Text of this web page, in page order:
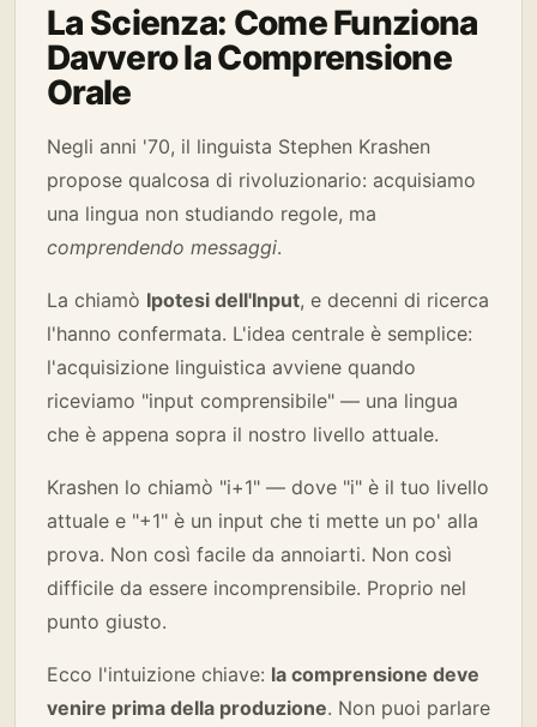
La Scienza: Come Funziona
Davvero la Comprensione
Orale
Negli anni '70, il linguista Stephen Krashen
propose qualcosa di rivoluzionario: acquisiamo
una lingua non studiando regole, ma
comprendendo messaggi.
La chiamò Ipotesi dell'Input, e decenni di ricerca
l'hanno confermata. L'idea centrale è semplice:
l'acquisizione linguistica avviene quando
riceviamo "input comprensibile" — una lingua
che è appena sopra il nostro livello attuale.
Krashen lo chiamò "i+1" — dove "i" è il tuo livello
attuale e "+1" è un input che ti mette un po' alla
prova. Non così facile da annoiarti. Non così
difficile da essere incomprensibile. Proprio nel
punto giusto.
Ecco l'intuizione chiave: la comprensione deve
venire prima della produzione. Non puoi parlare